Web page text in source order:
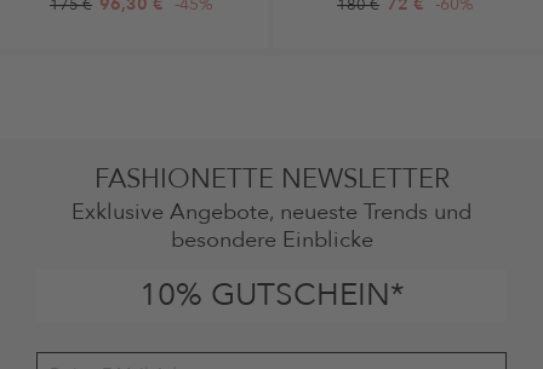
FASHIONETTE NEWSLETTER
Exklusive Angebote, neueste Trends und
besondere Einblicke
10% GUTSCHEIN*